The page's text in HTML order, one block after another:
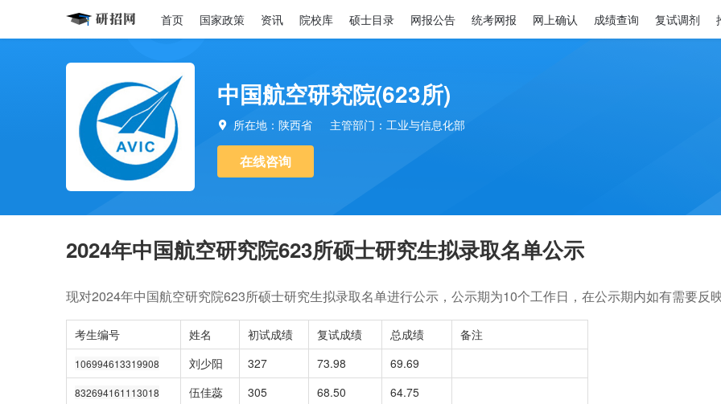
首页 国家政策 资讯 院校库 硕士目录 网报公告 统考网报 网上确认 成绩查询 复试调剂
中国航空研究院(623所)
 所在地：陕西省 主管部门：工业与信息化部
在线咨询
2024年中国航空研究院623所硕士研究生拟录取名单公示
现对2024年中国航空研究院623所硕士研究生拟录取名单进行公示，公示期为10个工作日，在公示期内如有需要反
考生编号 姓名 初试成绩 复试成绩 总成绩 备注
106994613319908 刘少阳 327 73.98 69.69
832694161113018 伍佳蕊 305 68.50 64.75